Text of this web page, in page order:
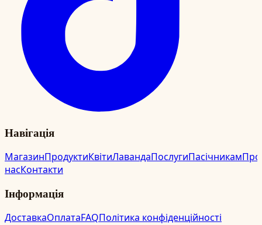
Навігація
МагазинПродуктиКвітиЛавандаПослугиПасічникамПро
насКонтакти
Інформація
ДоставкаОплатаFAQПолітика конфіденційності